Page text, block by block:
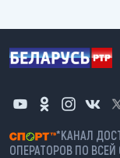
*КАНАЛ
ОПЕРАТОРОВ ПО ВСЕЙ